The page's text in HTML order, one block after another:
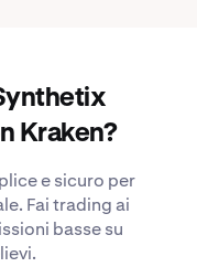
Kraken?
e sicuro per
Fai trading ai
basse su